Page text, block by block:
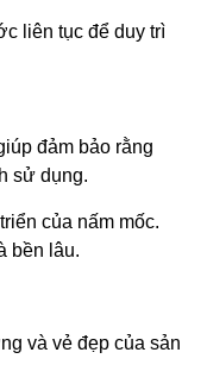
liên tục để duy trì
đảm bảo rằng
sử dụng.
của nấm mốc.
bền lâu.
và vẻ đẹp của sản